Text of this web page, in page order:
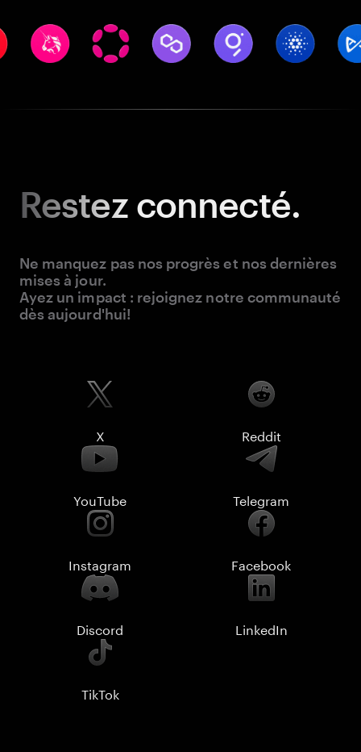
Restezconnecté.
Ne manquez pas nos progrès et nos dernières
mises à jour.
Ayez un impact : rejoignez notre communauté
dès aujourd'hui!
X Reddit
YouTube Telegram
Instagram Facebook
Discord LinkedIn
TikTok